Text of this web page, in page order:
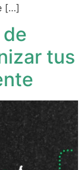
[…]
tus